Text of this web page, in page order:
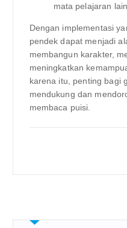
mata pelajaran lain.
Dengan implementasi
pendek dapat menjadi
membangun karakter,
meningkatkan
karena itu, penting bagi
mendukung dan
membaca puisi.